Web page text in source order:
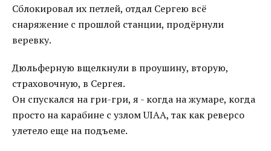
Сблокировал их петлей, отдал Сергею всё
снаряжение с прошлой станции, продёрнули
веревку.
Дюльферную вщелкнули в проушину, вторую,
страховочную, в Сергея.
Он спускался на гри-гри, я - когда на жумаре, когда
просто на карабине с узлом UIAA, так как реверсо
улетело еще на подъеме.